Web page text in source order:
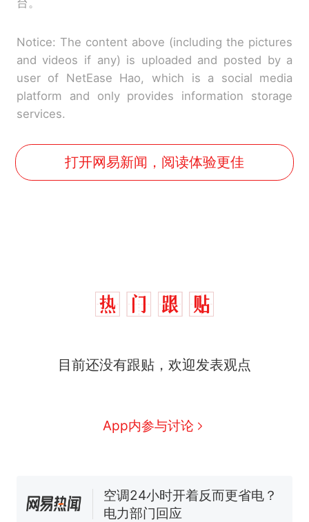
台。
Notice: The content above (including the pictures
and videos if any) is uploaded and posted by a
user of NetEase Hao, which is a social media
platform and only provides information storage
services.
打开网易新闻，阅读体验更佳
目前还没有跟贴，欢迎发表观点
App内参与讨论
热
十多万人报名的考试，成绩
家，刚改国名，总统就邀请中
5万的小车卖不动，40万以上
的抢着买
大雨将至一家老小6分钟抢收完
1千斤稻谷